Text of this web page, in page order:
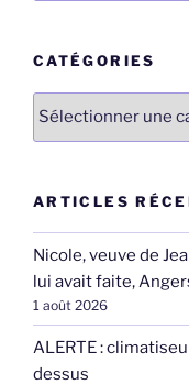
CATÉGORIES
Catégories
ARTICLES
Nicole, veuve de
lui avait faite,
1 août 2026
ALERTE :
dessus